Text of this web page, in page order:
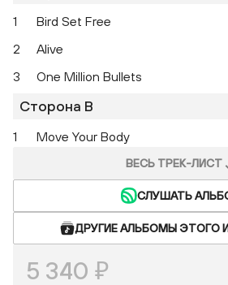
1 Bird Set Free
2
Alive
3
One Million Bullets
Сторона B
1 Move Your Body
ВЕСЬ ТРЕК-ЛИСТ
СЛУШАТЬ
ДРУГИЕ АЛЬБОМЫ ЭТОГО
5 340 ₽